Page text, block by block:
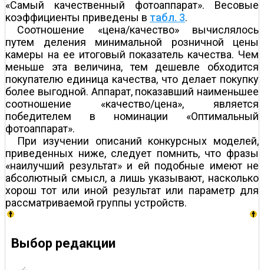
«Самый качественный фотоаппарат». Весовые
коэффициенты приведены в табл. 3.
Соотношение «цена/качество» вычислялось
путем деления минимальной розничной цены
камеры на ее итоговый показатель качества. Чем
меньше эта величина, тем дешевле обходится
покупателю единица качества, что делает покупку
более выгодной. Аппарат, показавший наименьшее
соотношение «качество/цена», является
победителем в номинации «Оптимальный
фотоаппарат».
При изучении описаний конкурсных моделей,
приведенных ниже, следует помнить, что фразы
«наилучший результат» и ей подобные имеют не
абсолютный смысл, а лишь указывают, насколько
хорош тот или иной результат или параметр для
рассматриваемой группы устройств.
Выбор редакции